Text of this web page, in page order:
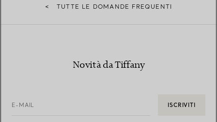
< TUTTE LE DOMANDE FREQUENTI
Novità da Tiffany
E-MAIL ISCRIVITI